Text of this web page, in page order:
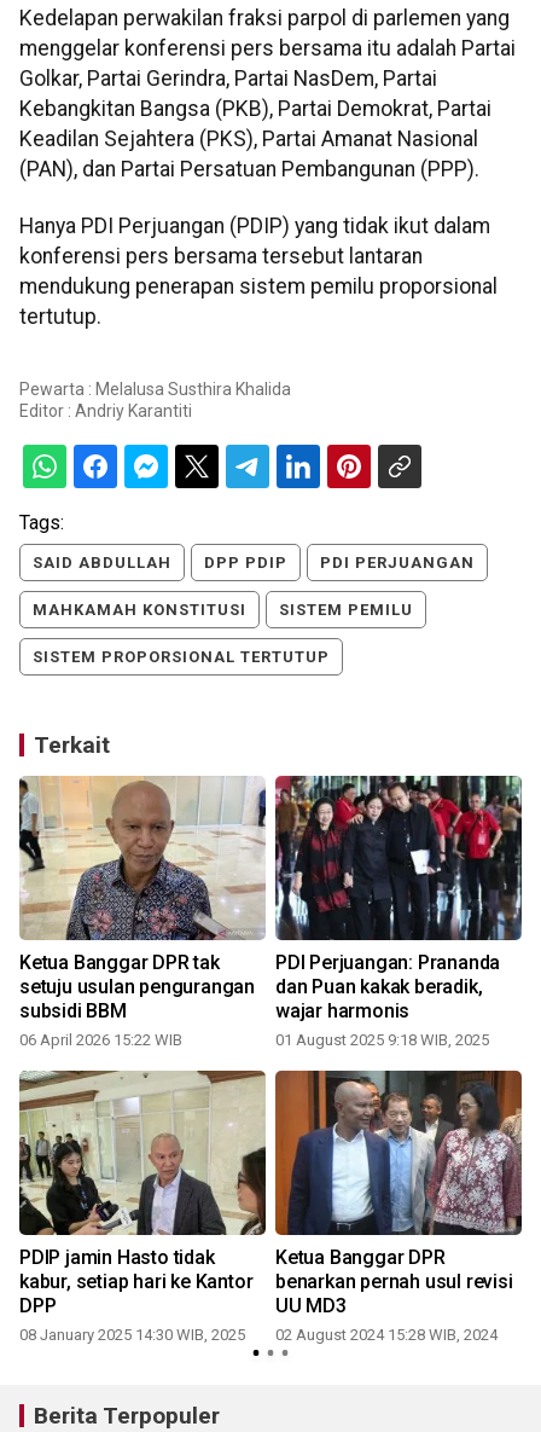
Kedelapan perwakilan fraksi parpol di parlemen yang
menggelar konferensi pers bersama itu adalah Partai
Golkar, Partai Gerindra, Partai NasDem, Partai
Kebangkitan Bangsa (PKB), Partai Demokrat, Partai
Keadilan Sejahtera (PKS), Partai Amanat Nasional
(PAN), dan Partai Persatuan Pembangunan (PPP).
Hanya PDI Perjuangan (PDIP) yang tidak ikut dalam
konferensi pers bersama tersebut lantaran
mendukung penerapan sistem pemilu proporsional
tertutup.
Pewarta : Melalusa Susthira Khalida
Editor : Andriy Karantiti
Tags:
SAID ABDULLAH DPP PDIP PDI PERJUANGAN
MAHKAMAH KONSTITUSI SISTEM PEMILU
SISTEM PROPORSIONAL TERTUTUP
Terkait
Ketua Banggar DPR tak
setuju usulan pengurangan
subsidi BBM
06 April 2026 15:22 WIB
PDI Perjuangan: Prananda
dan Puan kakak beradik,
wajar harmonis
01 August 2025 9:18 WIB, 2025
PDIP jamin Hasto tidak
kabur, setiap hari ke Kantor
DPP
08 January 2025 14:30 WIB, 2025
Ketua Banggar DPR
benarkan pernah usul revisi
UU MD3
02 August 2024 15:28 WIB, 2024
Berita Terpopuler